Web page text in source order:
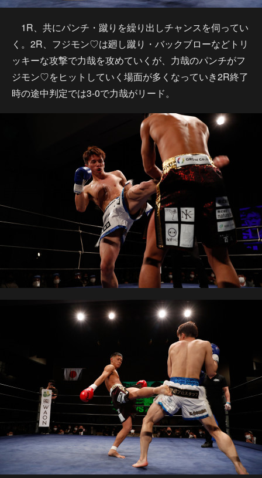
1R、共にパンチ・蹴りを繰り出しチャンスを伺ってい
く。2R、フジモン♡は廻し蹴り・バックブローなどトリ
ッキーな攻撃で力哉を攻めていくが、力哉のパンチがフ
ジモン♡をヒットしていく場面が多くなっていき2R終了
時の途中判定では3-0で力哉がリード。